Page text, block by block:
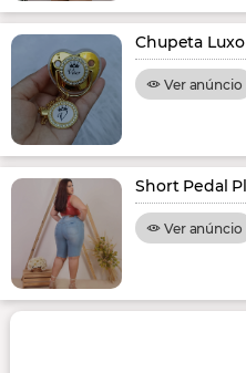
Chupeta
Ver anúncio
Short Pedal
Ver anúncio